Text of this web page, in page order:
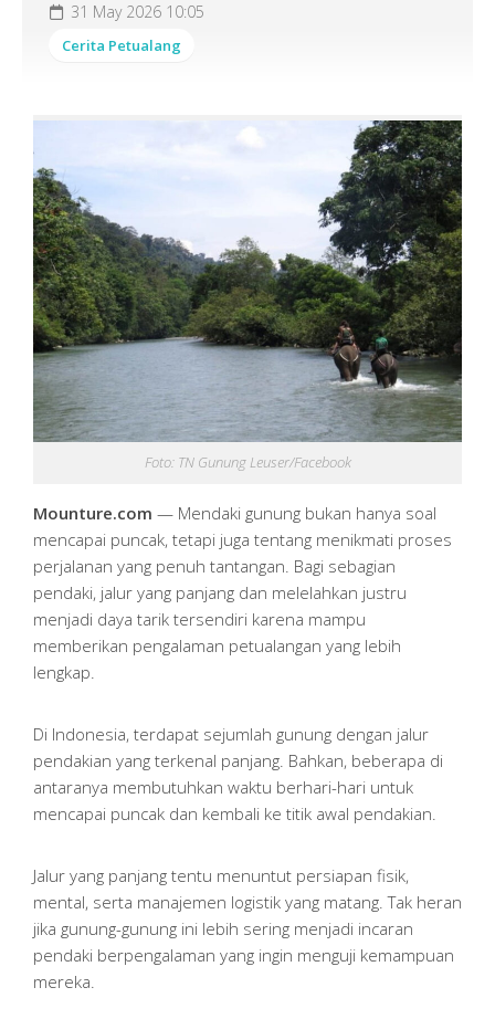
31 May 2026 10:05
Cerita Petualang
Foto: TN Gunung Leuser/Facebook
Mounture.com — Mendaki gunung bukan hanya soal
mencapai puncak, tetapi juga tentang menikmati proses
perjalanan yang penuh tantangan. Bagi sebagian
pendaki, jalur yang panjang dan melelahkan justru
menjadi daya tarik tersendiri karena mampu
memberikan pengalaman petualangan yang lebih
lengkap.
Di Indonesia, terdapat sejumlah gunung dengan jalur
pendakian yang terkenal panjang. Bahkan, beberapa di
antaranya membutuhkan waktu berhari-hari untuk
mencapai puncak dan kembali ke titik awal pendakian.
Jalur yang panjang tentu menuntut persiapan fisik,
mental, serta manajemen logistik yang matang. Tak heran
jika gunung-gunung ini lebih sering menjadi incaran
pendaki berpengalaman yang ingin menguji kemampuan
mereka.